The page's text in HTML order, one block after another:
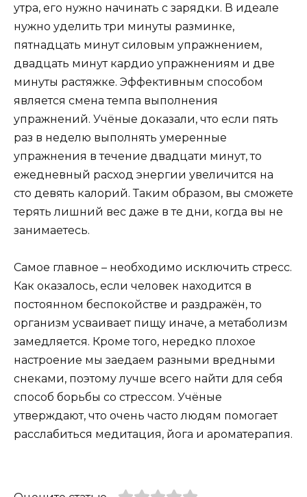
утра, его нужно начинать с зарядки. В идеале
нужно уделить три минуты разминке,
пятнадцать минут силовым упражнением,
двадцать минут кардио упражнениям и две
минуты растяжке. Эффективным способом
является смена темпа выполнения
упражнений. Учёные доказали, что если пять
раз в неделю выполнять умеренные
упражнения в течение двадцати минут, то
ежедневный расход энергии увеличится на
сто девять калорий. Таким образом, вы сможете
терять лишний вес даже в те дни, когда вы не
занимаетесь.
Самое главное – необходимо исключить стресс.
Как оказалось, если человек находится в
постоянном беспокойстве и раздражён, то
организм усваивает пищу иначе, а метаболизм
замедляется. Кроме того, нередко плохое
настроение мы заедаем разными вредными
снеками, поэтому лучше всего найти для себя
способ борьбы со стрессом. Учёные
утверждают, что очень часто людям помогает
расслабиться медитация, йога и ароматерапия.